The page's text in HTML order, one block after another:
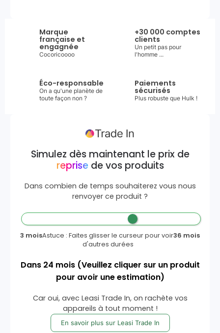
Marque
française et
engagnée
Cocoricoooo
+30 000 comptes
clients
Un petit pas pour
l'homme ...
Éco-responsable
On a qu'une planète de
toute façon non ?
Paiements
sécurisés
Plus robuste que Hulk !
Simulez dès maintenant le prix de
reprisede vos produits
Dans combien de temps souhaiterez vous nous
renvoyer ce produit ?
3 moisAstuce : Faites glisser le curseur pour voir
d'autres durées
36 mois
Dans 24 mois (Veuillez cliquer sur un produit
pour avoir une estimation)
Car oui, avec Leasi Trade In, on rachète vos
appareils à tout moment !
En savoir plus sur Leasi Trade In